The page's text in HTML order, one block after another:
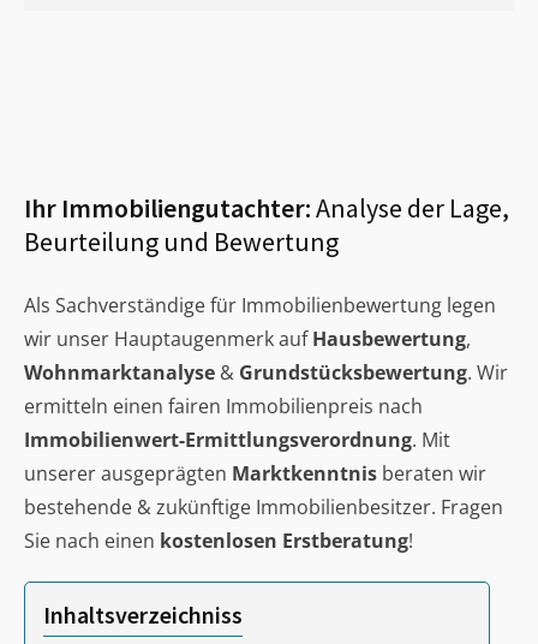
Ihr Immobiliengutachter:Analyse der Lage,
Beurteilung und Bewertung
Als Sachverständige für Immobilienbewertung legen
wir unser Hauptaugenmerk aufHausbewertung,
Wohnmarktanalyse & Grundstücksbewertung. Wir
ermitteln einen fairen Immobilienpreis nach
Immobilienwert-Ermittlungsverordnung. Mit
unserer ausgeprägten Marktkenntnis beraten wir
bestehende & zukünftige Immobilienbesitzer. Fragen
Sie nach einen kostenlosen Erstberatung!
Inhaltsverzeichniss